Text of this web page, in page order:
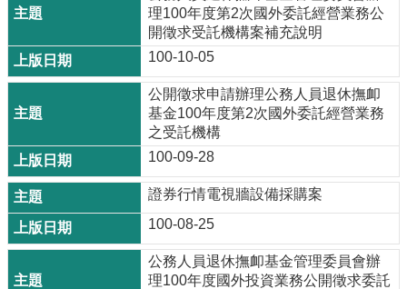
理100年度第2次國外委託經營業務公
開徵求受託機構案補充說明
100-10-05
公開徵求申請辦理公務人員退休撫卹
基金100年度第2次國外委託經營業務
之受託機構
100-09-28
證券行情電視牆設備採購案
100-08-25
公務人員退休撫卹基金管理委員會辦
理100年度國外投資業務公開徵求委託